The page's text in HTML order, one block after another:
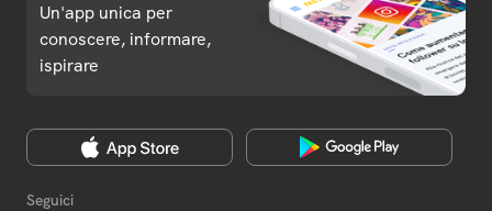
Un'app unica per
conoscere, informare,
ispirare
Seguici